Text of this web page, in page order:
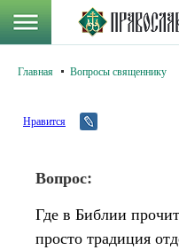
Главная Вопросы священнику
Нравится
Вопрос:
Где в Библии
просто традиция